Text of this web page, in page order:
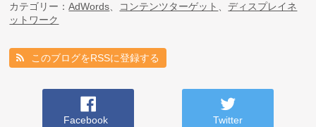
カテゴリー：AdWords コンテンツターゲット 、ディスプレイネ
ットワーク
このブログをRSSに登録する
Facebook Twitter